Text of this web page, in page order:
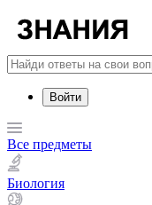
Войти
Все предметы
Биология